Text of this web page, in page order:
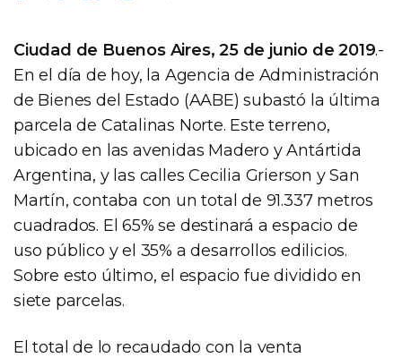
Ciudad de Buenos Aires, 25 de junio de 2019.-
En el día de hoy, la Agencia de Administración
de Bienes del Estado (AABE) subastó la última
parcela de Catalinas Norte. Este terreno,
ubicado en las avenidas Madero y Antártida
Argentina, y las calles Cecilia Grierson y San
Martín, contaba con un total de 91.337 metros
cuadrados. El 65% se destinará a espacio de
uso público y el 35% a desarrollos edilicios.
Sobre esto último, el espacio fue dividido en
siete parcelas.
El total de lo recaudado con la venta